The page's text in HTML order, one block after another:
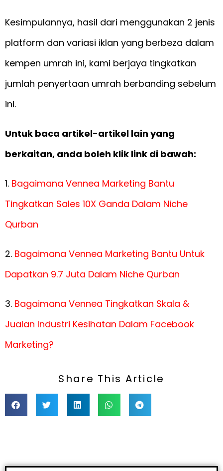
Kesimpulannya, hasil dari menggunakan 2 jenis
platform dan variasi iklan yang berbeza dalam
kempen umrah ini, kami berjaya tingkatkan
jumlah penyertaan umrah berbanding sebelum
ini.
Untuk baca artikel-artikel lain yang
berkaitan, anda boleh klik link di bawah:
1. Bagaimana Vennea Marketing Bantu
Tingkatkan Sales 10X Ganda Dalam Niche
Qurban
2. Bagaimana Vennea Marketing Bantu Untuk
Dapatkan 9.7 Juta Dalam Niche Qurban
3. Bagaimana Vennea Tingkatkan Skala &
Jualan Industri Kesihatan Dalam Facebook
Marketing?
Share This Article